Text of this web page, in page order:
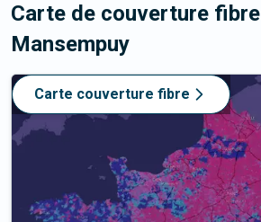
Carte de couverture fibre
Mansempuy
Carte couverture fibre